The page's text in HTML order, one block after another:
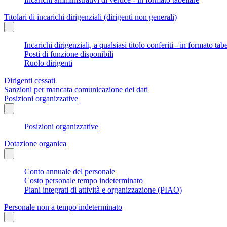
Titolari di incarichi dirigenziali (dirigenti non generali)
Incarichi dirigenziali, a qualsiasi titolo conferiti - in formato
Posti di funzione disponibili
Ruolo dirigenti
Dirigenti cessati
Sanzioni per mancata comunicazione dei dati
Posizioni organizzative
Posizioni organizzative
Dotazione organica
Conto annuale del personale
Costo personale tempo indeterminato
Piani integrati di attività e organizzazione (PIAO)
Personale non a tempo indeterminato